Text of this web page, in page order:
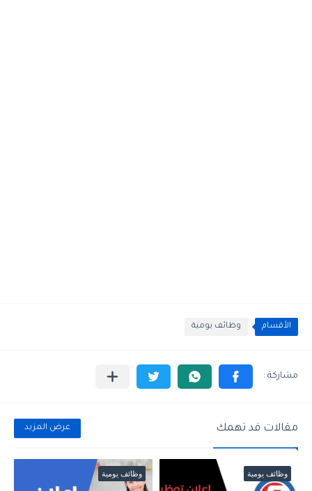
الأقسام وظائف يومية
مقالات قد تهمك عرض المزيد
وظائف يومية وظائف يومية